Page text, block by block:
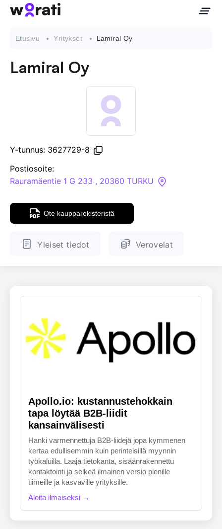
API
Tietopankki
ENGLANTI SUOMALAINEN
Etusivu Yritykset Lamiral Oy
Lamiral Oy
Y-tunnus: 3627729-8
Postiosoite:
Rauramäentie 1 G 233 , 20360 TURKU
Ote kaupparekisteristä
Yleiset tiedot Verovelat
Apollo.io: kustannustehokkain
tapa löytää B2B-liidit
kansainvälisesti
Hanki varmennettuja B2B-liidejä jopa kymmenen
kertaa edullisemmin kuin perinteisillä myynnin
työkaluilla. Laaja tietokanta, sisäänrakennettu
kontaktointi ja selkeä ilmainen versio pienille
tiimeille ja kasvaville yrityksille.
Aloita ilmaiseksi →